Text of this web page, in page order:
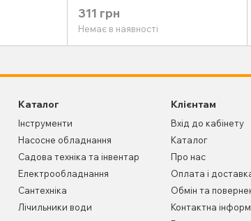
311 грн
Немає в наявності
Каталог
Інструменти
Насосне обладнання
Садова техніка та інвентар
Електрообладнання
Сантехніка
Лічильники води
Клієнтам
Вхід до кабінету
Каталог
Про нас
Оплата і
Обмін та
Контактна